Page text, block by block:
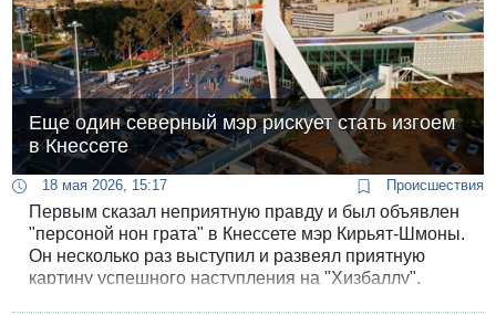
Еще один северный мэр рискует стать изгоем
в Кнессете
18 мая 2026, 15:17 Происшествия
Первым сказал неприятную правду и был объявлен
"персоной нон грата" в Кнессете мэр Кирьят-Шмоны.
Он несколько раз выступил и развеял приятную
картину успешного наступления на "Хизбаллу".